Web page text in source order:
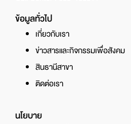
ข้อมูลทั่วไป
เกี่ยวกับเรา
ข่าวสารและกิจกรรมเพื่อสังคม
สินธานีสาขา
ติดต่อเรา
นโยบาย